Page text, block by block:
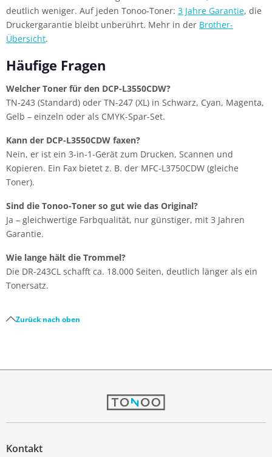
deutlich weniger. Auf jeden Tonoo-Toner: 3 Jahre Garantie, die
Druckergarantie bleibt unberührt. Mehr in der Brother-
Übersicht.
Häufige Fragen
Welcher Toner für den DCP-L3550CDW?
TN-243 (Standard) oder TN-247 (XL) in Schwarz, Cyan, Magenta,
Gelb – einzeln oder als CMYK-Spar-Set.
Kann der DCP-L3550CDW faxen?
Nein, er ist ein 3-in-1-Gerät zum Drucken, Scannen und
Kopieren. Ein Fax bietet z. B. der MFC-L3750CDW (gleiche
Toner).
Sind die Tonoo-Toner so gut wie das Original?
Ja – gleichwertige Farbqualität, nur günstiger, mit 3 Jahren
Garantie.
Wie lange hält die Trommel?
Die DR-243CL schafft ca. 18.000 Seiten, deutlich länger als ein
Tonersatz.
Zurück nach oben
Kontakt